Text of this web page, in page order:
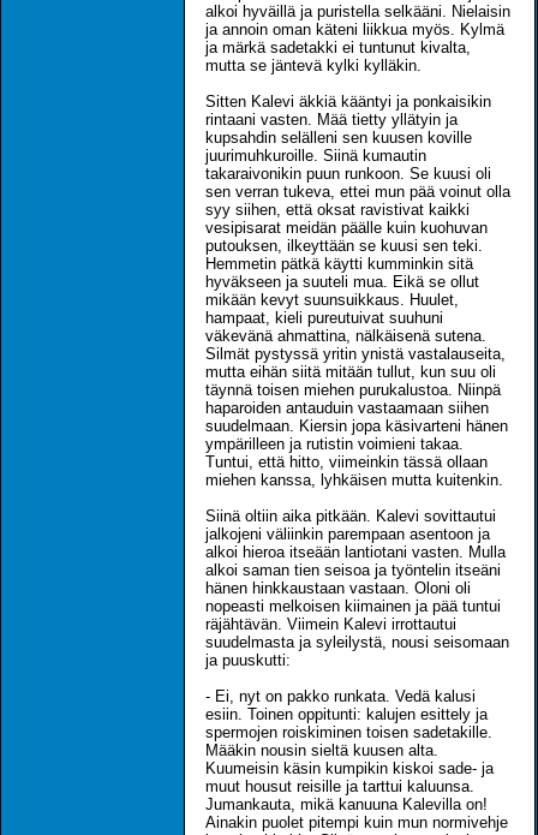
alkoi hyväillä ja puristella selkääni. Nielaisin
ja annoin oman käteni liikkua myös. Kylmä
ja märkä sadetakki ei tuntunut kivalta,
mutta se jäntevä kylki kylläkin.
Sitten Kalevi äkkiä kääntyi ja ponkaisikin
rintaani vasten. Mää tietty yllätyin ja
kupsahdin selälleni sen kuusen koville
juurimuhkuroille. Siinä kumautin
takaraivonikin puun runkoon. Se kuusi oli
sen verran tukeva, ettei mun pää voinut olla
syy siihen, että oksat ravistivat kaikki
vesipisarat meidän päälle kuin kuohuvan
putouksen, ilkeyttään se kuusi sen teki.
Hemmetin pätkä käytti kumminkin sitä
hyväkseen ja suuteli mua. Eikä se ollut
mikään kevyt suunsuikkaus. Huulet,
hampaat, kieli pureutuivat suuhuni
väkevänä ahmattina, nälkäisenä sutena.
Silmät pystyssä yritin ynistä vastalauseita,
mutta eihän siitä mitään tullut, kun suu oli
täynnä toisen miehen purukalustoa. Niinpä
haparoiden antauduin vastaamaan siihen
suudelmaan. Kiersin jopa käsivarteni hänen
ympärilleen ja rutistin voimieni takaa.
Tuntui, että hitto, viimeinkin tässä ollaan
miehen kanssa, lyhkäisen mutta kuitenkin.
Siinä oltiin aika pitkään. Kalevi sovittautui
jalkojeni väliinkin parempaan asentoon ja
alkoi hieroa itseään lantiotani vasten. Mulla
alkoi saman tien seisoa ja työntelin itseäni
hänen hinkkaustaan vastaan. Oloni oli
nopeasti melkoisen kiimainen ja pää tuntui
räjähtävän. Viimein Kalevi irrottautui
suudelmasta ja syleilystä, nousi seisomaan
ja puuskutti:
- Ei, nyt on pakko runkata. Vedä kalusi
esiin. Toinen oppitunti: kalujen esittely ja
spermojen roiskiminen toisen sadetakille.
Määkin nousin sieltä kuusen alta.
Kuumeisin käsin kumpikin kiskoi sade- ja
muut housut reisille ja tarttui kaluunsa.
Jumankauta, mikä kanuuna Kalevilla on!
Ainakin puolet pitempi kuin mun normivehje